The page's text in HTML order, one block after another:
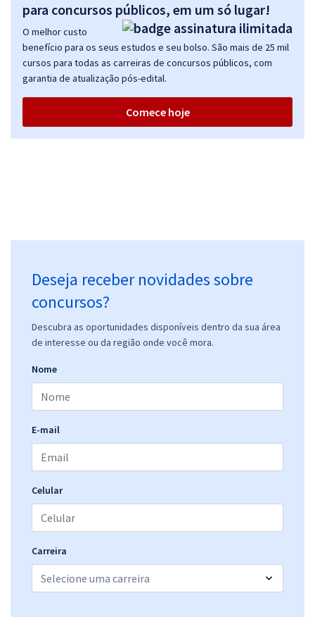
para concursos públicos, em um só lugar!
O melhor custo
benefício para os seus estudos e seu bolso. São mais de 25 mil
cursos para todas as carreiras de concursos públicos, com
garantia de atualização pós-edital.
Comece hoje
Deseja receber novidades sobre
concursos?
Descubra as oportunidades disponíveis dentro da sua área
de interesse ou da região onde você mora.
Nome
E-mail
Celular
Carreira